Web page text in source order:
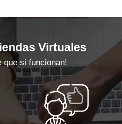
Virtuales
que si funcionan!